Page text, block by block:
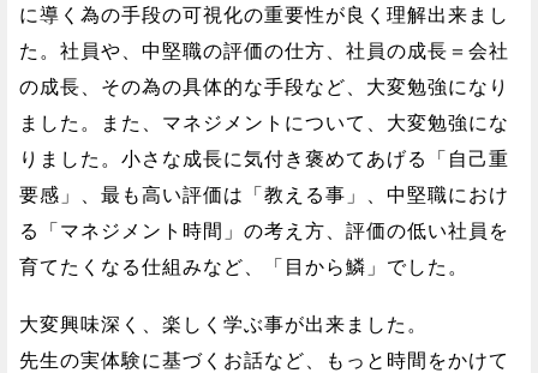
に導く為の手段の可視化の重要性が良く理解出来まし
た。社員や、中堅職の評価の仕方、社員の成長＝会社
の成長、その為の具体的な手段など、大変勉強になり
ました。また、マネジメントについて、大変勉強にな
りました。小さな成長に気付き褒めてあげる「自己重
要感」、最も高い評価は「教える事」、中堅職におけ
る「マネジメント時間」の考え方、評価の低い社員を
育てたくなる仕組みなど、「目から鱗」でした。
大変興味深く、楽しく学ぶ事が出来ました。
先生の実体験に基づくお話など、もっと時間をかけて